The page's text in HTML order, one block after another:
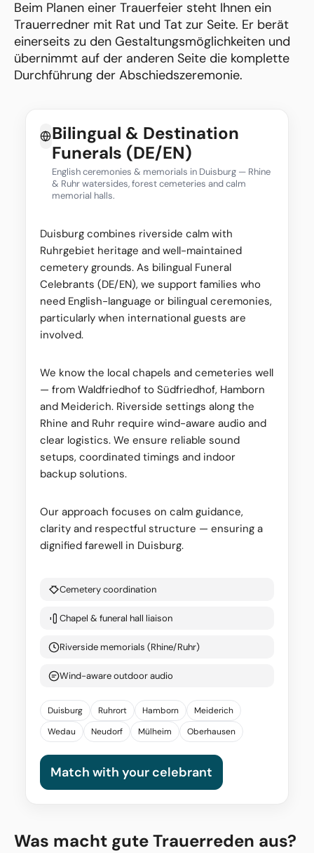
Beim Planen einer Trauerfeier steht Ihnen ein
Trauerredner mit Rat und Tat zur Seite. Er berät
einerseits zu den Gestaltungsmöglichkeiten und
übernimmt auf der anderen Seite die komplette
Durchführung der Abschiedszeremonie.
Bilingual & Destination
Funerals (DE/EN)
English ceremonies & memorials in Duisburg — Rhine
& Ruhr watersides, forest cemeteries and calm
memorial halls.
Duisburg combines riverside calm with
Ruhrgebiet heritage and well-maintained
cemetery grounds. As bilingual Funeral
Celebrants (DE/EN), we support families who
need English-language or bilingual ceremonies,
particularly when international guests are
involved.
We know the local chapels and cemeteries well
— from Waldfriedhof to Südfriedhof, Hamborn
and Meiderich. Riverside settings along the
Rhine and Ruhr require wind-aware audio and
clear logistics. We ensure reliable sound
setups, coordinated timings and indoor
backup solutions.
Our approach focuses on calm guidance,
clarity and respectful structure — ensuring a
dignified farewell in Duisburg.
Cemetery coordination
Chapel & funeral hall liaison
Riverside memorials (Rhine/Ruhr)
Wind-aware outdoor audio
Duisburg Ruhrort Hamborn
Meiderich
Wedau
Neudorf Mülheim Oberhausen
Match with your celebrant
Was macht gute Trauerreden aus?